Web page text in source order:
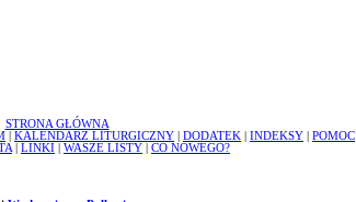
STRONA GŁÓWNA
KALENDARZ LITURGICZNY DODATEK INDEKSY
POMOC
LINKI WASZE LISTY CO NOWEGO?